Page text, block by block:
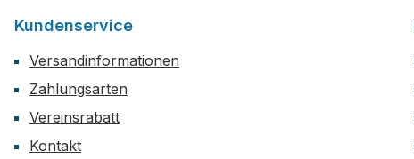
Kundenservice
Versandinformationen
Zahlungsarten
Vereinsrabatt
Kontakt